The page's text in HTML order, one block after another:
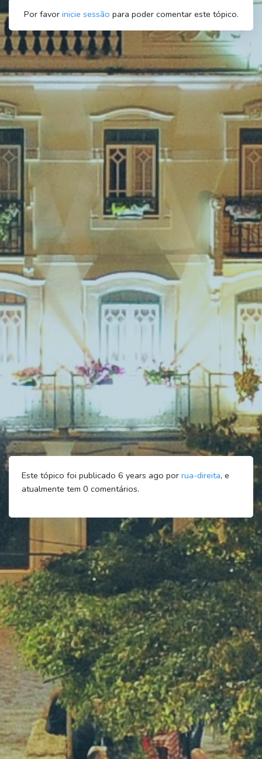
Por favor inicie sessão para poder comentar este tópico.
Este tópico foi publicado 6 years ago por rua-direita, e
atualmente tem 0 comentários.